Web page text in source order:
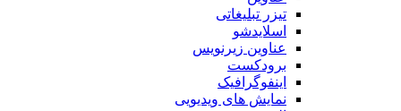
تیزر تبلیغاتی
اسلایدشو
عناوین زیرنویس
برودکست
اینفوگرافیک
نمایش های ویدیویی